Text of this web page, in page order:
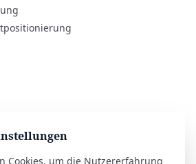
Cookies, um die Nutzererfahrung